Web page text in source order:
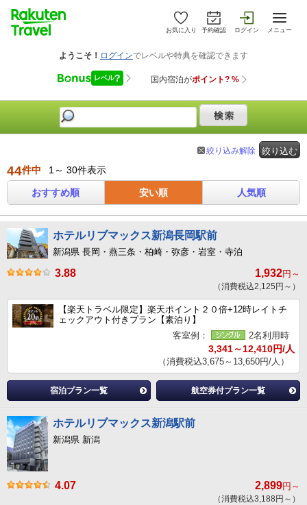
お気に入り 予約確認 ログイン メニュー
絞り込む
絞り込み解除
44件中 1～ 30件表示
おすすめ順 安い順 人気順
ホテルリブマックス新潟長岡駅前
新潟県 長岡・燕三条・柏崎・弥彦・岩室・寺泊
3.88 1,932円～
（消費税込2,125円～）
【楽天トラベル限定】楽天ポイント２０倍+12時レイトチ
ェックアウト付きプラン【素泊り】
客室例：
2名利用時
3,341～12,410円/人
（消費税込3,675～13,650円/人）
宿泊プラン一覧 航空券付プラン一覧
ホテルリブマックス新潟駅前
新潟県 新潟
4.07 2,899円～
（消費税込3,188円～）